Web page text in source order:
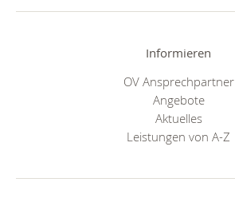
Informieren
OV Ansprechpartner
Angebote
Aktuelles
Leistungen von A-Z